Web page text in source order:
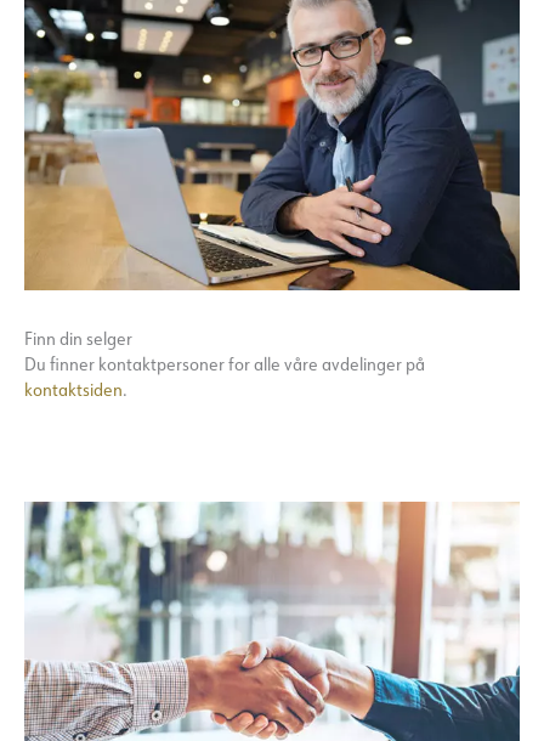
Finn din selger
Du finner kontaktpersoner for alle våre avdelinger på
kontaktsiden.